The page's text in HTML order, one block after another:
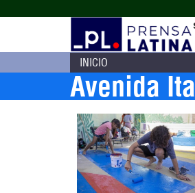
INICIO
Avenida